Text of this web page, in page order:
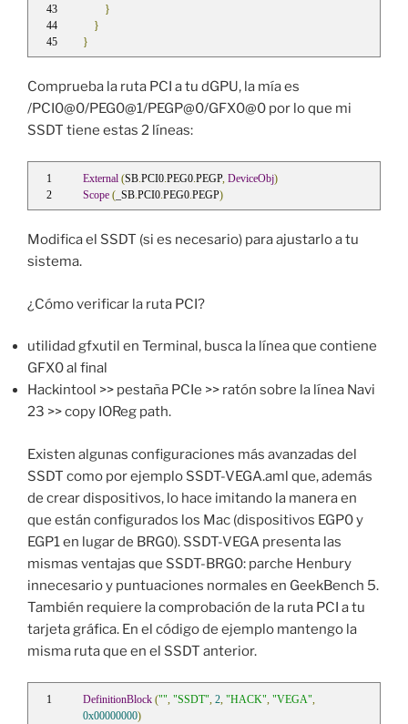
}
}
}
Comprueba la ruta PCI a tu dGPU, la mía es
/PCI0@0/PEG0@1/PEGP@0/GFX0@0 por lo que mi
SSDT tiene estas 2 líneas:
External (SB.PCI0.PEG0.PEGP, DeviceObj)
Scope ( _SB.PCI0.PEG0.PEGP)
Modifica el SSDT (si es necesario) para ajustarlo a tu
sistema.
¿Cómo verificar la ruta PCI?
utilidad gfxutil en Terminal, busca la línea que contiene
GFX0 al final
Hackintool >> pestaña PCIe >> ratón sobre la línea Navi
23 >> copy IOReg path.
Existen algunas configuraciones más avanzadas del
SSDT como por ejemplo SSDT-VEGA.aml que, además
de crear dispositivos, lo hace imitando la manera en
que están configurados los Mac (dispositivos EGP0 y
EGP1 en lugar de BRG0). SSDT-VEGA presenta las
mismas ventajas que SSDT-BRG0: parche Henbury
innecesario y puntuaciones normales en GeekBench 5.
También requiere la comprobación de la ruta PCI a tu
tarjeta gráfica. En el código de ejemplo mantengo la
misma ruta que en el SSDT anterior.
DefinitionBlock ("", "SSDT", 2, "HACK", "VEGA",
0x00000000)